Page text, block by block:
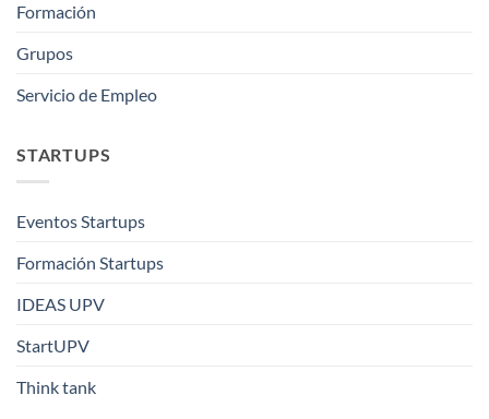
Formación
Grupos
Servicio de Empleo
STARTUPS
Eventos Startups
Formación Startups
IDEAS UPV
StartUPV
Think tank